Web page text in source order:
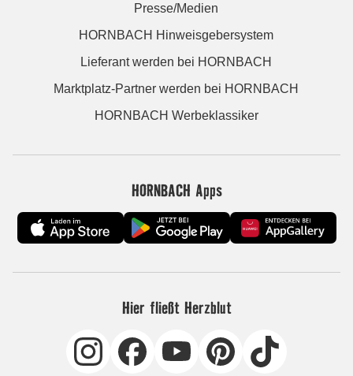
Presse/Medien
HORNBACH Hinweisgebersystem
Lieferant werden bei HORNBACH
Marktplatz-Partner werden bei HORNBACH
HORNBACH Werbeklassiker
HORNBACH Apps
Hier fließt Herzblut